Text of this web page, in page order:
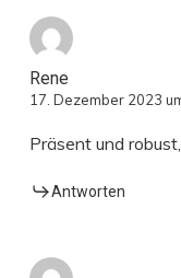
Rene
17. Dezember 2023
Präsent und
Antworten